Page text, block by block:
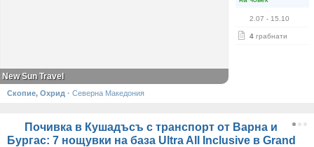
2.07 - 15.10
4 грабнати
New Sun Travel
Скопие, Охрид · Северна Македония
Почивка в Кушадъсъ с транспорт от Варна и
Бургас: 7 нощувки на база Ultra All Inclusive в Grand